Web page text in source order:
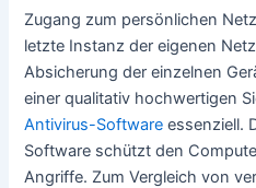
Zugang zum persönlichen
letzte Instanz der eigenen
Absicherung der einzelnen
einer qualitativ hochwertigen
Antivirus-Software essenziell.
Software schützt den
Angriffe. Zum Vergleich von